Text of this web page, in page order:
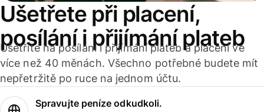
Ušetřete při placení,
posílání i přijímání plateb
Ušetříte na posílání i přijímání plateb a placení ve
více než 40 měnách. Všechno potřebné budete mít
nepřetržitě po ruce na jednom účtu.
Spravujte peníze odkudkoli.